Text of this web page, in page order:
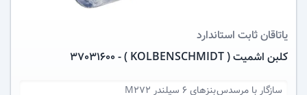
یاتاقان ثابت استاندارد
کلبن اشمیت ( KOLBENSCHMIDT ) - 37031600
سازگار با مرسدس بنزهای 6 سیلندر M272